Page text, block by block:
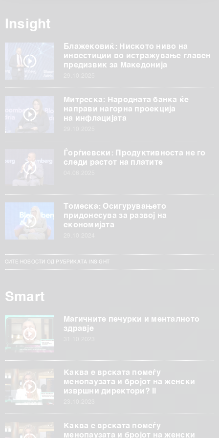
нашатаПолитика на приватност
други слични технологии во
колачиња . Колачињата во кој било момент можете
повторно да ги ажурирате со клик на „Прикажи ги
деталите“. Согласноста можете во кој било момент да
ја повлечете без негативни последици.
Insight
Блажековиќ: Ниското ниво на
инвестиции во истражување главен
предизвик за Македонија
Митреска: Народната банка ќе
направи нагорна проекција
на инфлацијата
Ѓорѓиевски: Продуктивноста не го
следи растот на платите
Томеска: Осигурувањето
придонесува за развој на
економијата
СИТЕ НОВОСТИ ОД РУБРИКАТА INSIGHT
Smart
Магичните печурки и менталното
здравје
Каква е врската помеѓу
менопаузата и бројот на женски
извршни директори? II
Каква е врската помеѓу
менопаузата и бројот на женски